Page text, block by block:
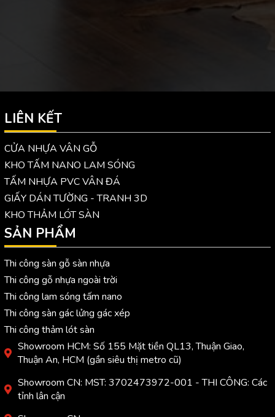
LIÊN KẾT
CỬA NHỰA VÂN GỖ
KHO TẤM NANO LAM SÓNG
TẤM NHỰA PVC VÂN ĐÁ
GIẤY DÁN TƯỜNG - TRANH 3D
KHO THẢM LÓT SÀN
SẢN PHẨM
Thi công sàn gỗ sàn nhựa
Thi công gỗ nhựa ngoài trời
Thi công lam sóng tấm nano
Thi công sàn gác lửng gác xép
Thi công thảm lót sàn
Showroom HCM: Số 155 Mặt tiền QL13, Thuận Giao,
Thuận An, HCM (gần siêu thị metro cũ)
Showroom CN: MST: 3702473972-001 - THI CÔNG: Các
tỉnh lân cận